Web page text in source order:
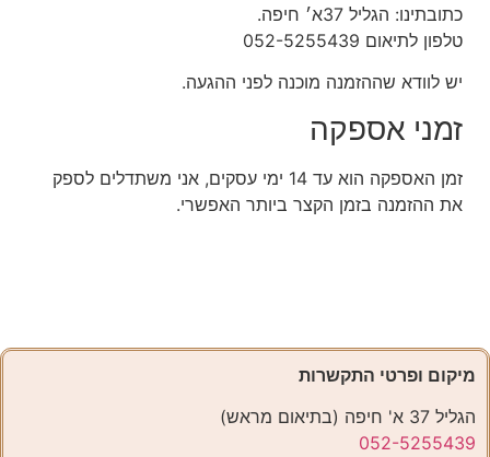
כתובתינו: הגליל 37א׳ חיפה.
טלפון לתיאום 052-5255439
יש לוודא שההזמנה מוכנה לפני ההגעה.
זמני אספקה
זמן האספקה הוא עד 14 ימי עסקים, אני משתדלים לספק
את ההזמנה בזמן הקצר ביותר האפשרי.
מיקום ופרטי התקשרות
הגליל 37 א' חיפה (בתיאום מראש)
052-5255439